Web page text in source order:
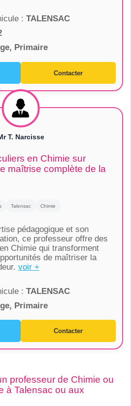
: TALENSAC
Primaire
Contacter
T. Narcisse
en Chimie sur
maîtrise complète de la
Talensac Chimie
pédagogique et son
ce professeur offre des
Chimie qui transforment
de maîtriser la
voir +
: TALENSAC
Primaire
Contacter
professeur de Chimie ou
à Talensac ou aux